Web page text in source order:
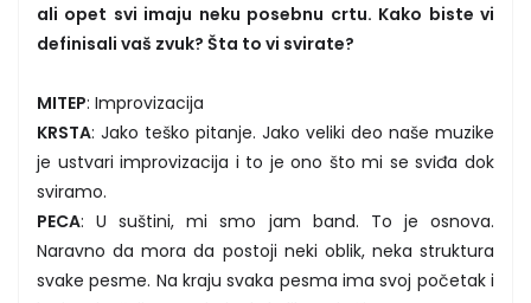
ali opet svi imaju neku posebnu crtu. Kako biste vi
definisali vaš zvuk? Šta to vi svirate?
MITEP: Improvizacija
KRSTA: Jako teško pitanje. Jako veliki deo naše muzike
je ustvari improvizacija i to je ono što mi se sviđa dok
sviramo.
PECA: U suštini, mi smo jam band. To je osnova.
Naravno da mora da postoji neki oblik, neka struktura
svake pesme. Na kraju svaka pesma ima svoj početak i